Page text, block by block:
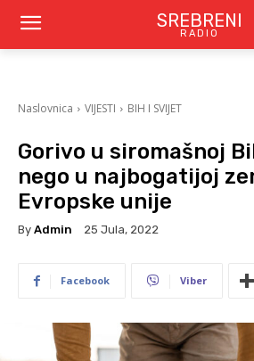
SREBRENI
RADIO
Naslovnica VIJESTI BIH I SVIJET
Gorivo u siromašnoj
nego u najbogatijoj
Evropske unije
By Admin 25 Jula, 2022
Facebook Viber